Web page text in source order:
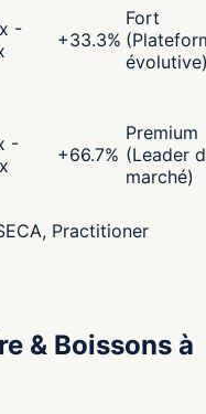
-
+33.3%
Fort
-
+66.7%
Premium
(Leader
marché)
Practitioner
& Boissons à